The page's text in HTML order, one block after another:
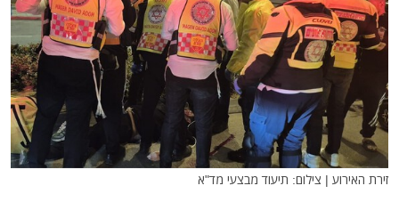
זירת האירוע | צילום: תיעוד מבצעי מד"א